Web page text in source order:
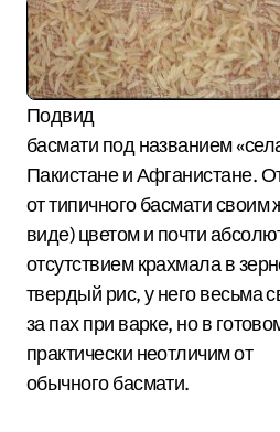
Подвид
басмати под названием
Пакистане и Афганистане.
от типичного басмати
виде) цветом и почти
отсутствием крахмала в
твердый рис, у него весьма
за пах при варке, но в
практически неотличим от
обычного басмати.